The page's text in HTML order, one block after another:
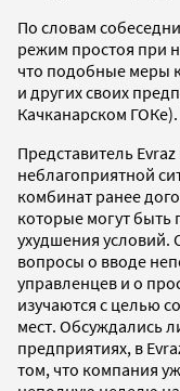
По словам
режим простоя при
что подобные меры
и других своих
Качканарском ГОКе).
Представитель
неблагоприятной
комбинат ранее
которые могут быть
ухудшения условий.
вопросы о вводе
управленцев и о
изучаются с целью
мест. Обсуждались
предприятиях, в
том, что компания